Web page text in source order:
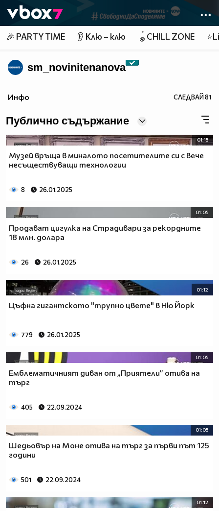
👾
🎉 PARTY TIME 👂 Клю – клю 🪀CHILL ZONE
sm_novinitenanova
Инфо СЛЕДВАЙ81
Публично съдържание
01:15
Музей връща в миналото посетителите си с вече
несъществуващи технологии
8 26.01.2025
01:05
Продават цигулка на Страдивари за рекордните
18 млн. долара
26 26.01.2025
01:12
Цъфна гигантското "трупно цвете" в Ню Йорк
779 26.01.2025
01:05
Емблематичният диван от „Приятели” отива на
търг
405 22.09.2024
01:05
Шедьовър на Моне отива на търг за първи път 125
години
501 22.09.2024
01:12